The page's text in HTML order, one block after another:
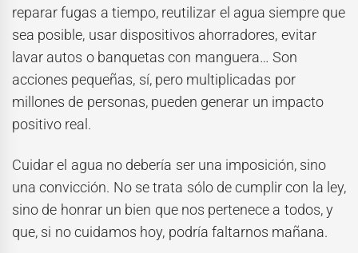
reparar fugas a tiempo, reutilizar el agua siempre que
sea posible, usar dispositivos ahorradores, evitar
lavar autos o banquetas con manguera… Son
acciones pequeñas, sí, pero multiplicadas por
millones de personas, pueden generar un impacto
positivo real.
Cuidar el agua no debería ser una imposición, sino
una convicción. No se trata sólo de cumplir con la ley,
sino de honrar un bien que nos pertenece a todos, y
que, si no cuidamos hoy, podría faltarnos mañana.